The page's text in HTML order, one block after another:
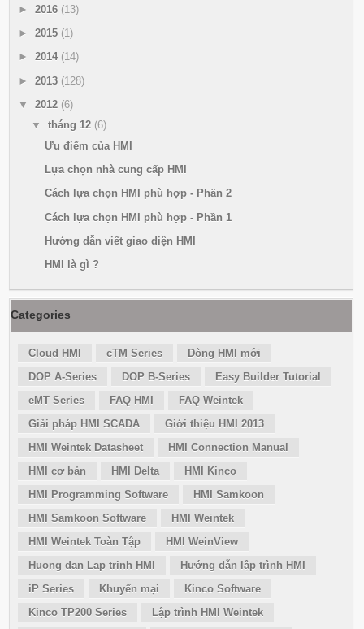
► 2016 (13)
► 2015 (1)
► 2014 (14)
► 2013 (128)
▼ 2012 (6)
▼ tháng 12 (6)
Ưu điểm của HMI
Lựa chọn nhà cung cấp HMI
Cách lựa chọn HMI phù hợp - Phần 2
Cách lựa chọn HMI phù hợp - Phần 1
Hướng dẫn viết giao diện HMI
HMI là gì ?
Categories
Cloud HMI cTM Series
Dòng HMI mới
DOP A-Series
DOP B-Series
Easy Builder Tutorial
eMT Series
FAQ HMI
FAQ Weintek
Giải pháp HMI SCADA
Giới thiệu HMI 2013
HMI Weintek Datasheet
HMI Connection Manual
HMI cơ bản
HMI Delta
HMI Kinco
HMI Programming Software
HMI Samkoon
HMI Samkoon Software
HMI Weintek
HMI Weintek Toàn Tập
HMI WeinView
Huong dan Lap trinh HMI
Hướng dẫn lập trình HMI
iP Series
Khuyến mại
Kinco Software
Kinco TP200 Series
Lập trình HMI Weintek